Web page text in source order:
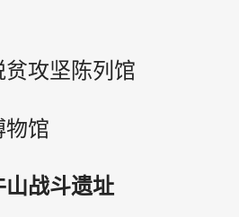
贫攻坚陈列馆
物馆
山战斗遗址